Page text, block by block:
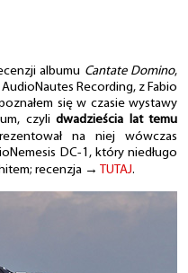
albumu Cantate Domino,
Recording, z Fabio
się w czasie wystawy
czyli dwadzieścia lat temu
na niej wówczas
DC-1, który niedługo
recenzja → TUTAJ.